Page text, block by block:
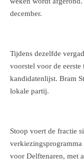
december.
Tijdens dezelfde
voorstel voor de eerste
kandidatenlijst. Bram
lokale partij.
Stoop voert de fractie
voor Delftenaren, met